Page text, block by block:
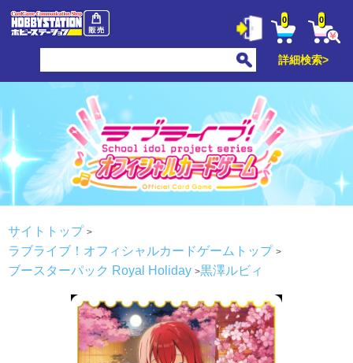
0 0
詳細検索>
サイトトップ
ラブライブ！オフィシャルカードゲームトップ
ブースターパック Royal Holiday
黒澤ルビィ